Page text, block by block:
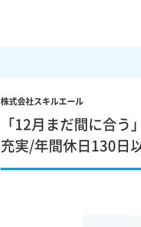
株式会社スキルエール
「12月まだ間に合
充実/年間休日130日